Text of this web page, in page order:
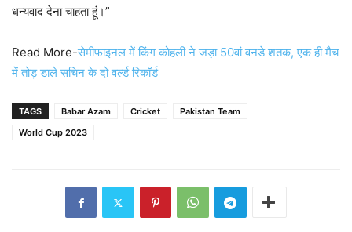
धन्यवाद देना चाहता हूं।”
Read More-सेमीफाइनल में किंग कोहली ने जड़ा 50वां वनडे शतक, एक ही मैच
में तोड़ डाले सचिन के दो वर्ल्ड रिकॉर्ड
TAGS Babar Azam Cricket
Pakistan Team
World Cup 2023